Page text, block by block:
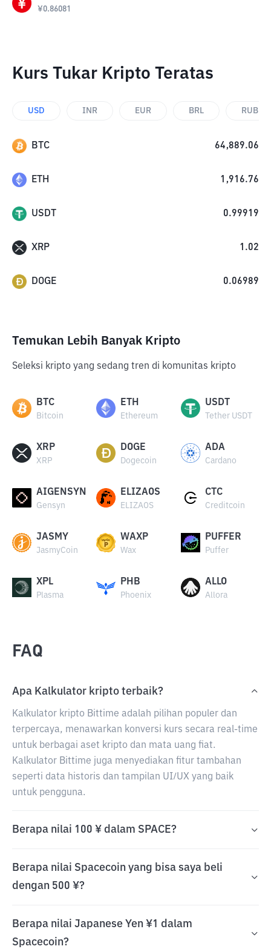
¥0.86081
Kurs Tukar Kripto Teratas
USD INR EUR BRL RUB
BTC 64,889.06
ETH 1,916.76
USDT 0.99919
XRP 1.02
DOGE 0.06989
Temukan Lebih Banyak Kripto
Seleksi kripto yang sedang tren di komunitas kripto
BTC
Bitcoin
ETH
Ethereum
USDT
Tether USDT
XRP
XRP
DOGE
Dogecoin
ADA
Cardano
AIGENSYN
Gensyn
ELIZAOS
ELIZAOS
CTC
Creditcoin
JASMY
JasmyCoin
WAXP
Wax
PUFFER
Puffer
XPL
Plasma
PHB
Phoenix
ALLO
Allora
FAQ
Apa Kalkulator kripto terbaik?
Kalkulator kripto Bittime adalah pilihan populer dan
terpercaya, menawarkan konversi kurs secara real-time
untuk berbagai aset kripto dan mata uang fiat.
Kalkulator Bittime juga menyediakan fitur tambahan
seperti data historis dan tampilan UI/UX yang baik
untuk pengguna.
Berapa nilai 100 ¥ dalam SPACE?
Berapa nilai Spacecoin yang bisa saya beli
dengan 500 ¥?
Berapa nilai Japanese Yen ¥1 dalam
Spacecoin?